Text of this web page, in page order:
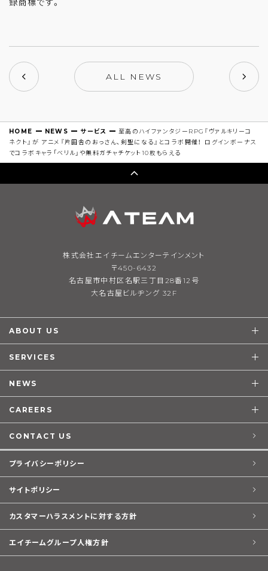
録商標です。
ALL NEWS
HOME NEWS サービス
至高のハイファンタジーRPG『ヴァルキリーコ
ネクト』が アニメ『片田舎のおっさん、剣聖になる』とコラボ開催！ ログインボーナス
でコラボキャラ「ベリル」や無料ガチャチケット10枚もらえる
株式会社エイチームエンターテインメント
〒450-6432
名古屋市中村区名駅三丁目28番12号
大名古屋ビルヂング 32F
ABOUT US
SERVICES
NEWS
CAREERS
CONTACT US
プライバシーポリシー
サイトポリシー
カスタマーハラスメントに対する方針
エイチームグループ人権方針